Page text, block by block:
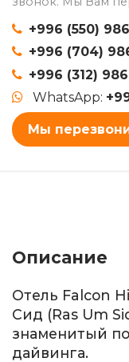
+996 (550)
+996 (704)
+996 (312)
WhatsApp:
Мы
Описание
Отель Falcon
Сид (Ras Um
знаменитый
дайвинга.